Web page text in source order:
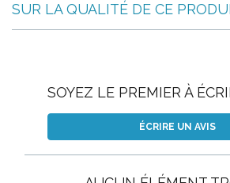
SUR LA QUALITÉ DE CE
SOYEZ LE PREMIER À
ÉCRIRE UN AVIS